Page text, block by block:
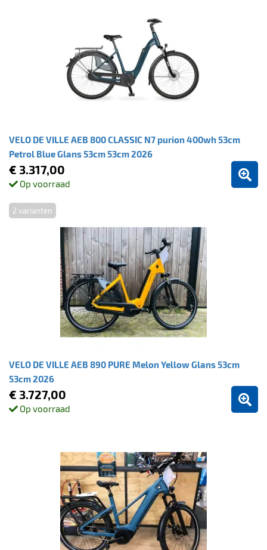
VELO DE VILLE AEB 800 CLASSIC N7 purion 400wh 53cm
Petrol Blue Glans 53cm 53cm 2026
€ 3.317,00
Op voorraad
VELO DE VILLE AEB 890 PURE Melon Yellow Glans 53cm
53cm 2026
2 varianten
€ 3.727,00
Op voorraad